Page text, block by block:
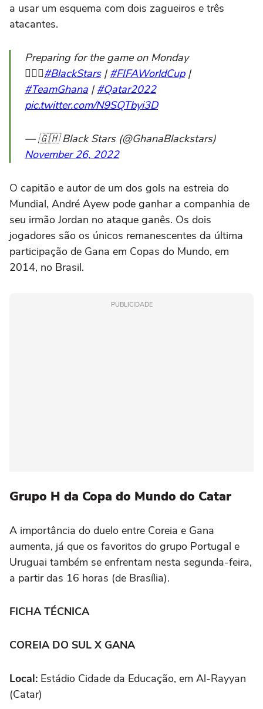
a usar um esquema com dois zagueiros e três
atacantes.
Preparing for the game on Monday
🏃🏾‍♂️#BlackStars| #FIFAWorldCup|
#TeamGhana | #Qatar2022
pic.twitter.com/N9SQTbyi3D
— 🇬🇭 Black Stars (@GhanaBlackstars)
November 26, 2022
O capitão e autor de um dos gols na estreia do
Mundial, André Ayew pode ganhar a companhia de
seu irmão Jordan no ataque ganês. Os dois
jogadores são os únicos remanescentes da última
participação de Gana em Copas do Mundo, em
2014, no Brasil.
PUBLICIDADE
Grupo H da Copa do Mundo do Catar
A importância do duelo entre Coreia e Gana
aumenta, já que os favoritos do grupo Portugal e
Uruguai também se enfrentam nesta segunda-feira,
a partir das 16 horas (de Brasília).
FICHA TÉCNICA
COREIA DO SUL X GANA
Local: Estádio Cidade da Educação, em Al-Rayyan
(Catar)